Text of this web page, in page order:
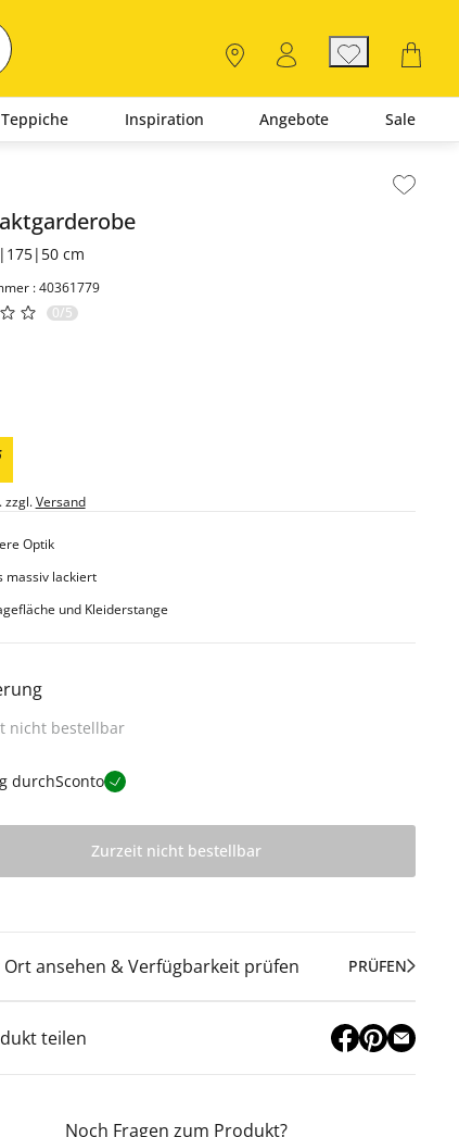
Teppiche Inspiration Angebote Sale
cm
: 40361779
0/5
zzgl.Versand
Optik
massiv lackiert
und Kleiderstange
nicht bestellbar
durchSconto
Zurzeit nicht bestellbar
Ort ansehen & Verfügbarkeit prüfen PRÜFEN
teilen
Noch Fragen zum Produkt?